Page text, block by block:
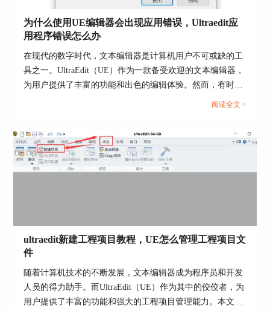
小结
UltraEdit既有Ribbon功能区的现代菜单，也保留了
传统意义的下拉式菜单和工具栏，让用户自己去选
栏，如何给工具栏添加功能控件。
作者：东佛
为什么使用UE编辑器会出现应用错误，Ultraedit应
用程序错误怎么办
在现代的数字时代，文本编辑器是计算机用户不可或缺的工
具之一。UltraEdit（UE）作为一款备受欢迎的文本编辑器，
为用户提供了丰富的功能和出色的编辑体验。然而，有时用
户可能会遇到应用程序错误的问题，这不仅影响了工作效
们还将分享一些防止UE编辑器报错的实用技巧，以确保你的
编辑体验始终顺畅无阻。...
阅读全文 >
ultraedit新建工程项目教程，UE怎么管理工程项目文
件
随着计算机技术的不断发展，文本编辑器成为程序员和开发
人员的得力助手。而UltraEdit（UE）作为其中的佼佼者，为
用户提供了丰富的功能和强大的工程项目管理能力。本文将